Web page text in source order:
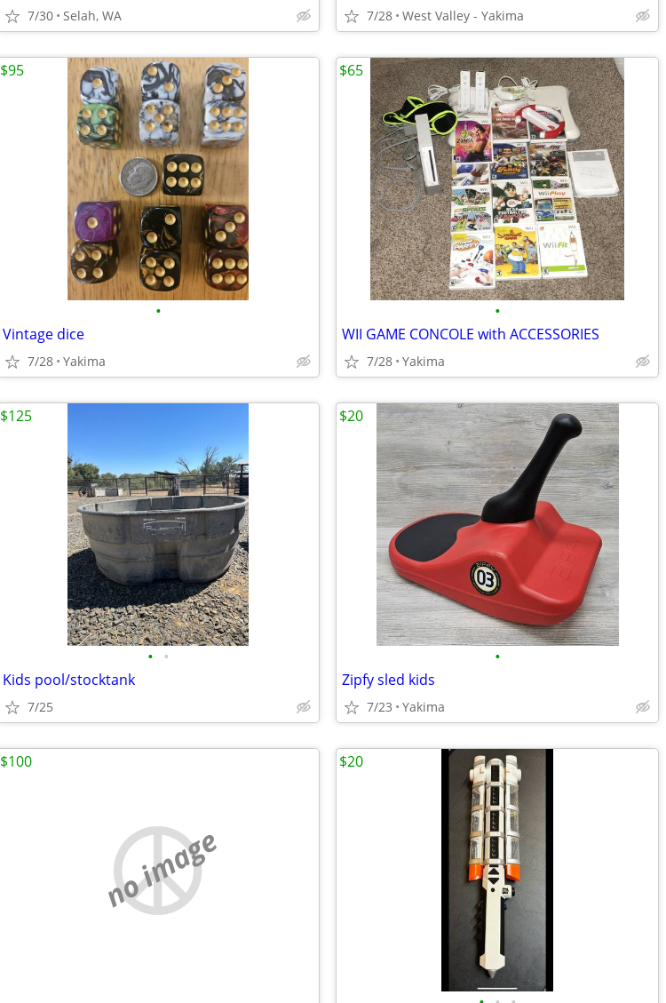
7/30 Selah, WA 7/28 West Valley - Yakima
•
Vintage dice
7/28 Yakima
$95
•
WII GAME CONCOLE with ACCESSORIES
7/28 Yakima
$65
• •
Kids pool/stocktank
7/25
$125
•
Zipfy sled kids
7/23 Yakima
$20
no image
$100 $20